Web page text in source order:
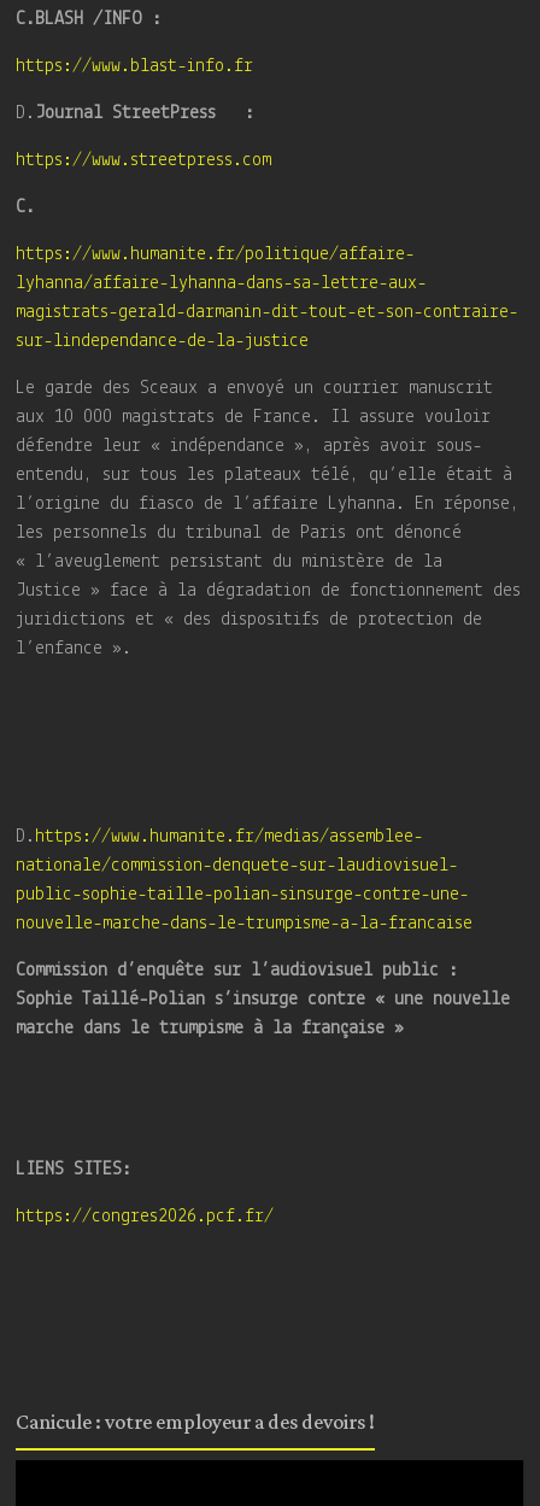
C.BLASH /INFO :
https://www.blast-info.fr
D. Journal StreetPress :
https://www.streetpress.com
C.
https://www.humanite.fr/politique/affaire-
lyhanna/affaire-lyhanna-dans-sa-lettre-aux-
magistrats-gerald-darmanin-dit-tout-et-son-contraire-
sur-lindependance-de-la-justice
Le garde des Sceaux a envoyé un courrier manuscrit
aux 10 000 magistrats de France. Il assure vouloir
défendre leur « indépendance », après avoir sous-
entendu, sur tous les plateaux télé, qu’elle était à
l’origine du fiasco de l’affaire Lyhanna. En réponse,
les personnels du tribunal de Paris ont dénoncé
« l’aveuglement persistant du ministère de la
Justice » face à la dégradation de fonctionnement des
juridictions et « des dispositifs de protection de
l’enfance ».
D. https://www.humanite.fr/medias/assemblee-
nationale/commission-denquete-sur-laudiovisuel-
public-sophie-taille-polian-sinsurge-contre-une-
nouvelle-marche-dans-le-trumpisme-a-la-francaise
Commission d’enquête sur l’audiovisuel public :
Sophie Taillé-Polian s’insurge contre « une nouvelle
marche dans le trumpisme à la française »
LIENS SITES:
https://congres2026.pcf.fr/
Canicule : votre employeur a des devoirs !